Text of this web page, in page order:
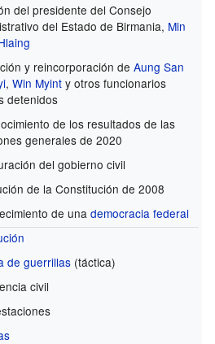
del presidente del Consejo
del Estado de Birmania, Min
y reincorporación de Aung San
, Win Myinty otros funcionarios
detenidos
de los resultados de las
generales de 2020
del gobierno civil
de la Constitución de 2008
de una democracia federal
de guerrillas(táctica)
civil